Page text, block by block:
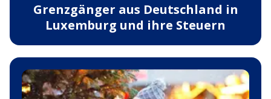
Grenzgänger aus Deutschland in
Luxemburg und ihre Steuern